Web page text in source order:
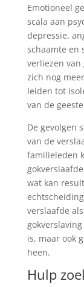
Emotioneel
scala aan
depressie,
schaamte en
verliezen
zich nog
leiden tot
van de
De gevolgen
van de
familieleden
wat kan
verslaafde
is, maar ook
heen.
Hulp